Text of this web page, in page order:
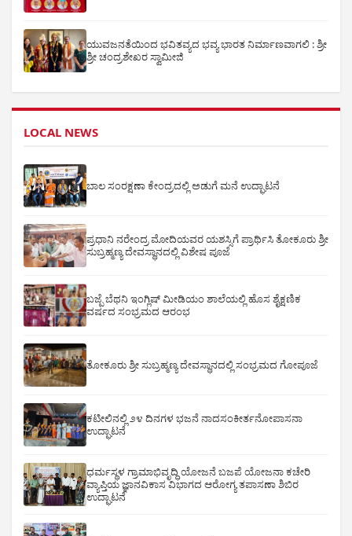
ಯುವಜನತೆಯಿಂದ ಭವಿತವ್ಯದ ಭವ್ಯ ಭಾರತ ನಿರ್ಮಾಣವಾಗಲಿ : ಶ್ರೀ
ಶ್ರೀ ಚಂದ್ರಶೇಖರ ಸ್ವಾಮೀಜಿ
LOCAL NEWS
ಬಾಲ ಸಂರಕ್ಷಣಾ ಕೇಂದ್ರದಲ್ಲಿ ಅಡುಗೆ ಮನೆ ಉದ್ಘಾಟನೆ
ಪ್ರಧಾನಿ ನರೇಂದ್ರ ಮೋದಿಯವರ ಯಶಸ್ಸಿಗೆ ಪ್ರಾರ್ಥಿಸಿ ತೋಕೂರು ಶ್ರೀ
ಸುಬ್ರಹ್ಮಣ್ಯ ದೇವಸ್ಥಾನದಲ್ಲಿ ವಿಶೇಷ ಪೂಜೆ
ಬಜ್ಪೆ ಬೆಥನಿ ಇಂಗ್ಲಿಷ್ ಮೀಡಿಯಂ ಶಾಲೆಯಲ್ಲಿ ಹೊಸ ಶೈಕ್ಷಣಿಕ
ವರ್ಷದ ಸಂಭ್ರಮದ ಆರಂಭ
ತೋಕೂರು ಶ್ರೀ ಸುಬ್ರಹ್ಮಣ್ಯ ದೇವಸ್ಥಾನದಲ್ಲಿ ಸಂಭ್ರಮದ ಗೋಪೂಜೆ
ಕಟೀಲಿನಲ್ಲಿ ೨೪ ದಿನಗಳ ಭಜನೆ ನಾದಸಂಕೀರ್ತನೋಪಾಸನಾ
ಉದ್ಘಾಟನೆ
ಧರ್ಮಸ್ಥಳ ಗ್ರಾಮಾಭಿವೃದ್ಧಿ ಯೋಜನೆ ಬಜಪೆ ಯೋಜನಾ ಕಚೇರಿ
ವ್ಯಾಪ್ತಿಯ ಜ್ಞಾನವಿಕಾಸ ವಿಭಾಗದ ಆರೋಗ್ಯ ತಪಾಸಣಾ ಶಿಬಿರ
ಉದ್ಘಾಟನೆ